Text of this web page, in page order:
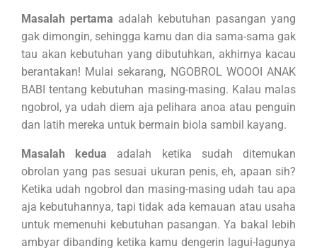
Masalah pertama adalah kebutuhan pasangan yang
gak dimongin, sehingga kamu dan dia sama-sama gak
tau akan kebutuhan yang dibutuhkan, akhirnya kacau
berantakan! Mulai sekarang, NGOBROL WOOOI ANAK
BABI tentang kebutuhan masing-masing. Kalau malas
ngobrol, ya udah diem aja pelihara anoa atau penguin
dan latih mereka untuk bermain biola sambil kayang.
Masalah kedua adalah ketika sudah ditemukan
obrolan yang pas sesuai ukuran penis, eh, apaan sih?
Ketika udah ngobrol dan masing-masing udah tau apa
aja kebutuhannya, tapi tidak ada kemauan atau usaha
untuk memenuhi kebutuhan pasangan. Ya bakal lebih
ambyar dibanding ketika kamu dengerin lagui-lagunya